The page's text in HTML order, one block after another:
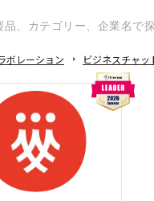
ボレーション ビジネスチャッ